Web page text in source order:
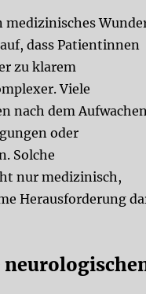
medizinisches
dass Patientinnen
zu klarem
Viele
nach dem
oder
Solche
nur medizinisch,
Herausforderung